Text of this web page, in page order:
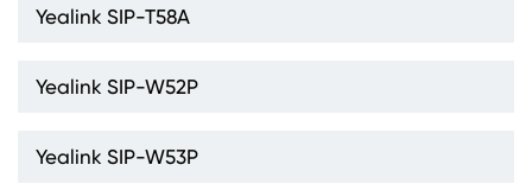
Yealink SIP-T58A
Yealink SIP-W52P
Yealink SIP-W53P